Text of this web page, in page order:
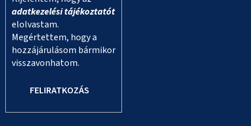
adatkezelési tájékoztatót
elolvastam.
Megértettem, hogy a
hozzájárulásom bármikor
visszavonhatom.
FELIRATKOZÁS